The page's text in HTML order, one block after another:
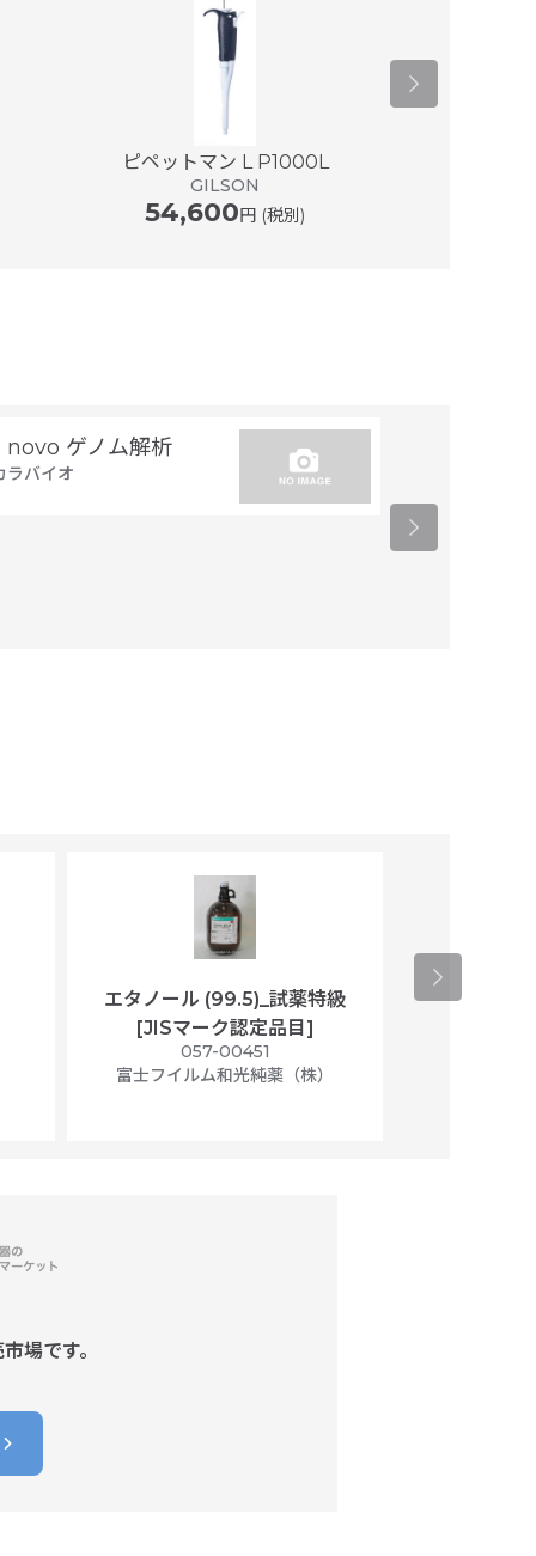
ピペットマン L P1000L
GILSON
54,600円 (税別)
novo ゲノム解析
ラバイオ
タカラバイオ
エタノール (99.5)_試薬特級
[JISマーク認定品目]
057-00451
富士フイルム和光純薬（株）
アセトニト
場です。